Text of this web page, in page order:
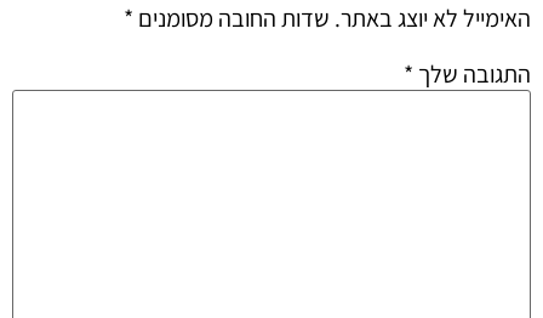
האימייל לא יוצג באתר. שדות החובה מסומנים *
התגובה שלך *